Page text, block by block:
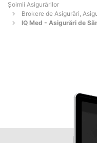
Șoimii Asigurărilor
Brokere de Asigurări,
IQ Med - Asigurări de